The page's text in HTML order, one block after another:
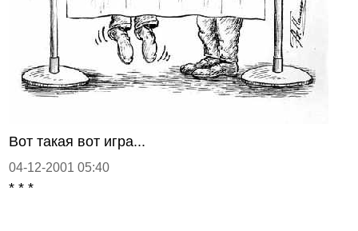
Вот такая вот игра...
04-12-2001 05:40
* * *